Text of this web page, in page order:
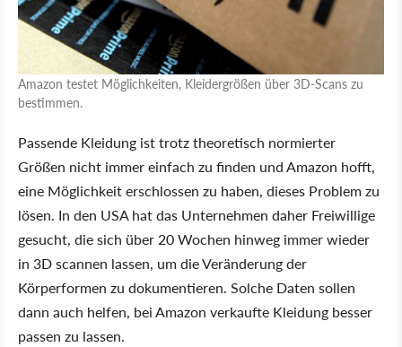
Amazon testet Möglichkeiten, Kleidergrößen über 3D-Scans zu
bestimmen.
Passende Kleidung ist trotz theoretisch normierter
Größen nicht immer einfach zu finden und Amazon hofft,
eine Möglichkeit erschlossen zu haben, dieses Problem zu
lösen. In den USA hat das Unternehmen daher Freiwillige
gesucht, die sich über 20 Wochen hinweg immer wieder
in 3D scannen lassen, um die Veränderung der
Körperformen zu dokumentieren. Solche Daten sollen
dann auch helfen, bei Amazon verkaufte Kleidung besser
passen zu lassen.